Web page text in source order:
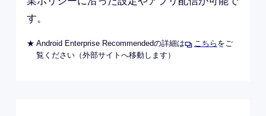
す。
★ Android Enterprise Recommendedの詳細は こちら をご
覧ください（外部サイトへ移動します）